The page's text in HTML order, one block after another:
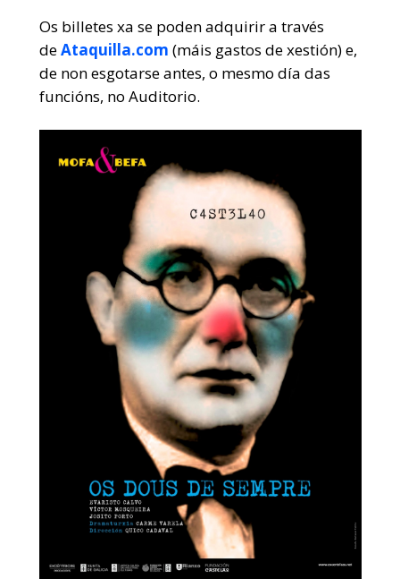
Os billetes xa se poden adquirir a través
deAtaquilla.com (máis gastos de xestión) e,
de non esgotarse antes, o mesmo día das
funcións, no Auditorio.